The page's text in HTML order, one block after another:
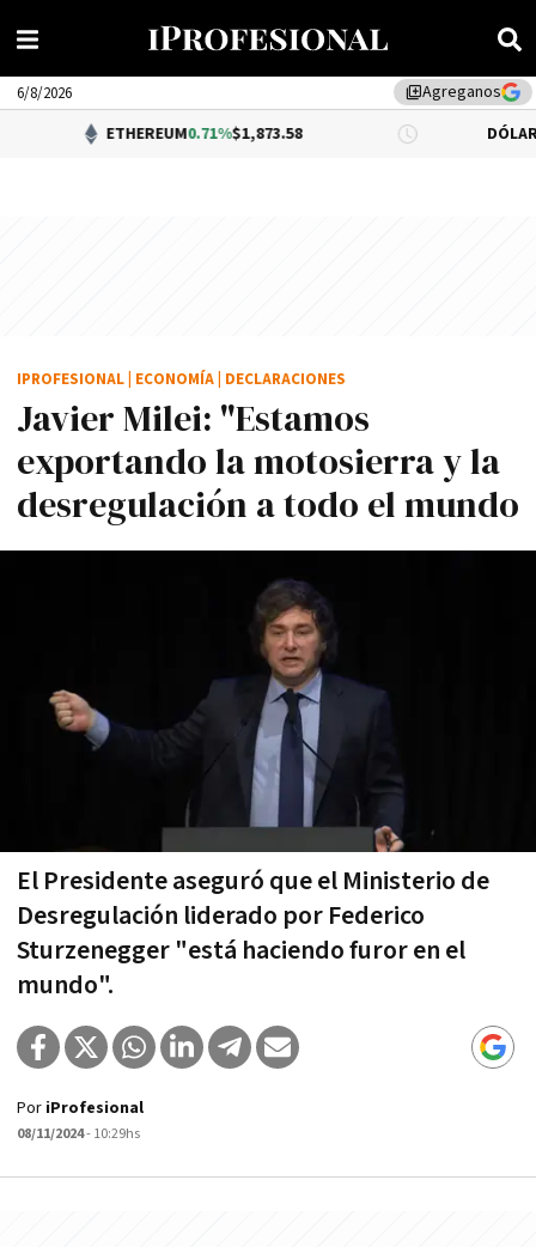
library_addAgreganos
6/8/2026
ETHEREUM 0.71%$1,873.58 DÓLAR BNA
Javier Milei: "Estamos
exportando la motosierra y la
desregulación a todo el mundo
El Presidente aseguró que el Ministerio de
Desregulación liderado por Federico
Sturzenegger "está haciendo furor en el
mundo".
IPROFESIONAL ECONOMÍA DECLARACIONES
Por iProfesional
08/11/2024- 10:29hs